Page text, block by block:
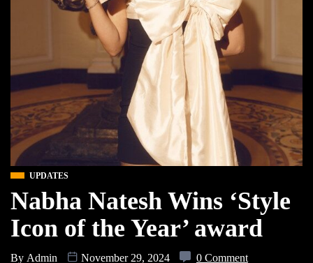
UPDATES
Nabha Natesh Wins ‘Style
Icon of the Year’ award
By Admin November 29, 2024 0 Comment